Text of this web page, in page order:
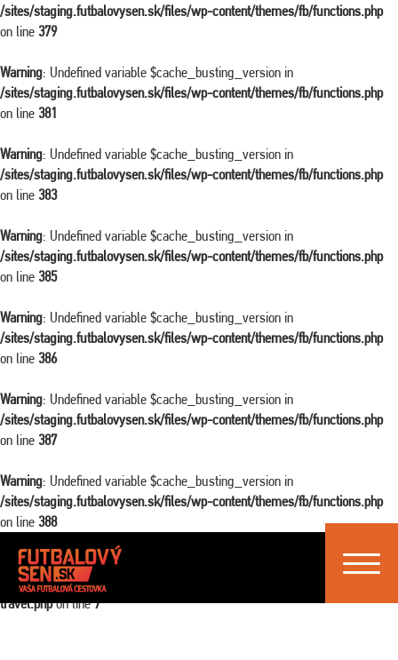
/sites/staging.futbalovysen.sk/files/wp-content/themes/fb/functions.php
on line 379
Warning: Undefined variable $cache_busting_version in
/sites/staging.futbalovysen.sk/files/wp-content/themes/fb/functions.php
on line 381
Warning: Undefined variable $cache_busting_version in
/sites/staging.futbalovysen.sk/files/wp-content/themes/fb/functions.php
on line 383
Warning: Undefined variable $cache_busting_version in
/sites/staging.futbalovysen.sk/files/wp-content/themes/fb/functions.php
on line 385
Warning: Undefined variable $cache_busting_version in
/sites/staging.futbalovysen.sk/files/wp-content/themes/fb/functions.php
on line 386
Warning: Undefined variable $cache_busting_version in
/sites/staging.futbalovysen.sk/files/wp-content/themes/fb/functions.php
on line 387
Warning: Undefined variable $cache_busting_version in
/sites/staging.futbalovysen.sk/files/wp-content/themes/fb/functions.php
on line 388
Toggle
Warning: Attempt to read property "ID" on false in
/sites/staging.futbalovysen.sk/files/wp-content/themes/fb/single-
travel.phpon line7